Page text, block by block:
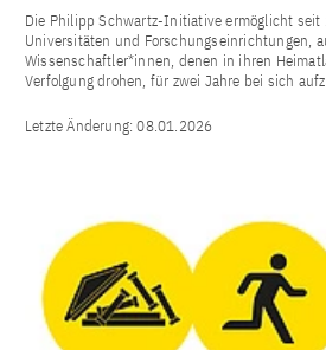
Die Philipp Schwartz-Initiative ermöglicht seit
Universitäten und Forschungseinrichtungen,
Wissenschaftler*innen, denen in ihren
Verfolgung drohen, für zwei Jahre bei sich
Letzte Änderung:08.01.2026